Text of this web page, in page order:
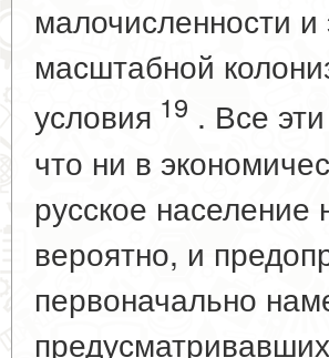
малочисленности
масштабной
условия 19 . Все
что ни в
русское население
вероятно, и
первоначально